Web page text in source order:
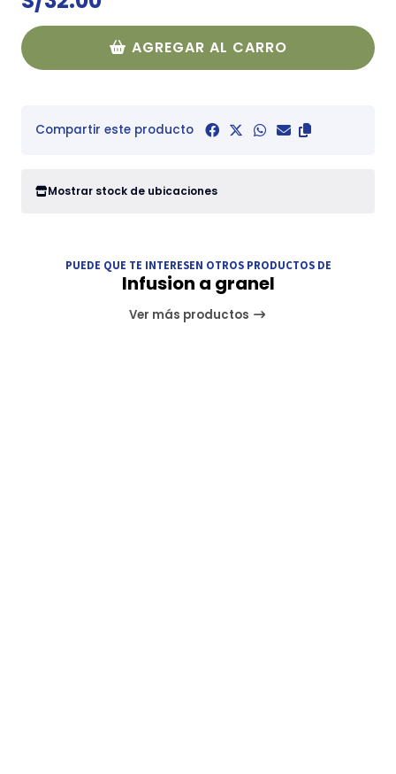
AGREGAR AL CARRO
Compartir este producto
Mostrar stock de ubicaciones
PUEDE QUE TE INTERESEN OTROS PRODUCTOS DE
Infusion a granel
Ver más productos